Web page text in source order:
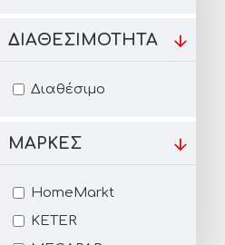
ΜΆΡΚΕΣ
HomeMarkt
KETER
ΔΙΑΘΕΣΙΜΌΤΗΤΑ
Διαθέσιμο